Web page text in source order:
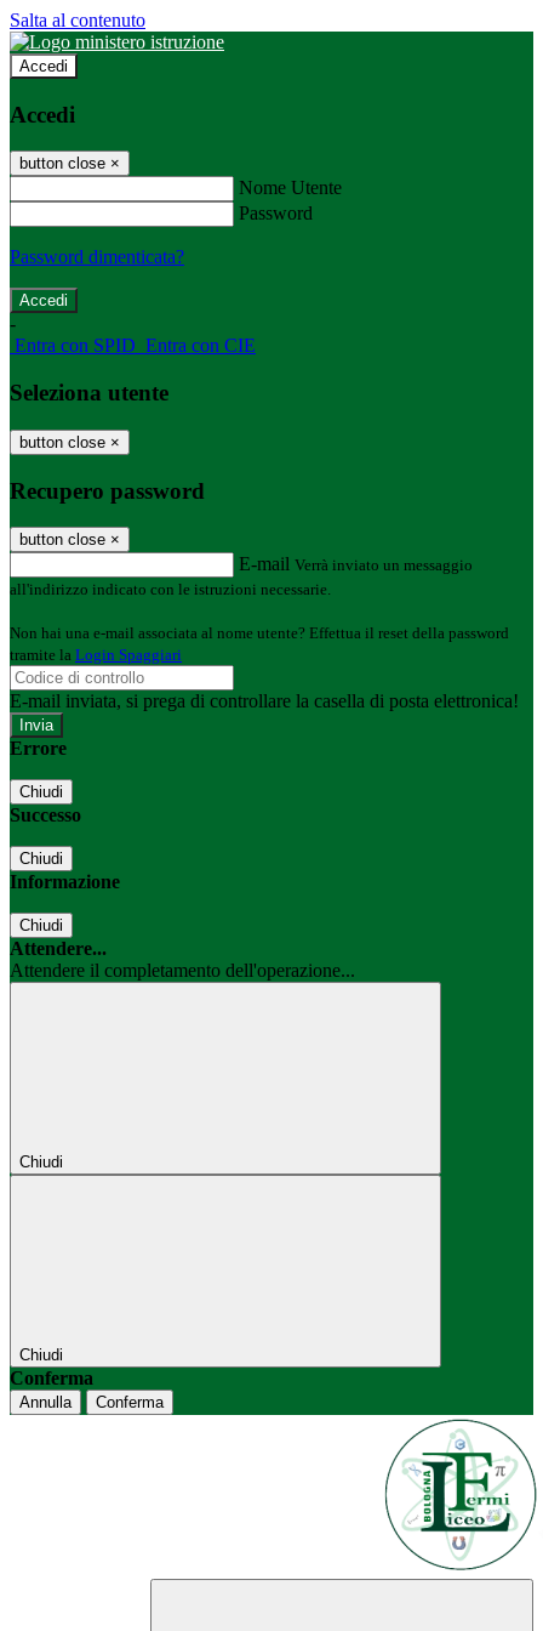
Salta al contenuto
Accedi
Accedi
button close ×
Nome Utente
Password
Password dimenticata?
-
Entra con SPID Entra con CIE
Seleziona utente
button close ×
Recupero password
button close ×
E-mail Verrà inviato un messaggio
all'indirizzo indicato con le istruzioni necessarie.
Non hai una e-mail associata al nome utente? Effettua il reset della password
tramite la Login Spaggiari
E-mail inviata, si prega di controllare la casella di posta elettronica!
Errore
Chiudi
Successo
Chiudi
Informazione
Chiudi
Attendere...
Attendere il completamento dell'operazione...
Chiudi
Chiudi
Conferma
Annulla Conferma